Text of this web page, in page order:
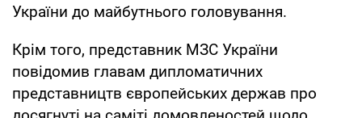
України до майбутнього головування.
Крім того, представник МЗС України
повідомив главам дипломатичних
представництв європейських держав про